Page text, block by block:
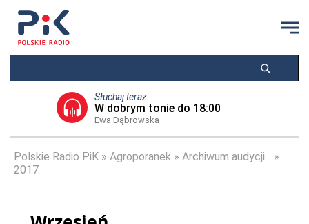
Słuchaj teraz
W dobrym tonie do 18:00
Ewa Dąbrowska
Polskie Radio PiK Agroporanek
Archiwum audycji...
2017